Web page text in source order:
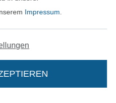
Inspiration
Impressum